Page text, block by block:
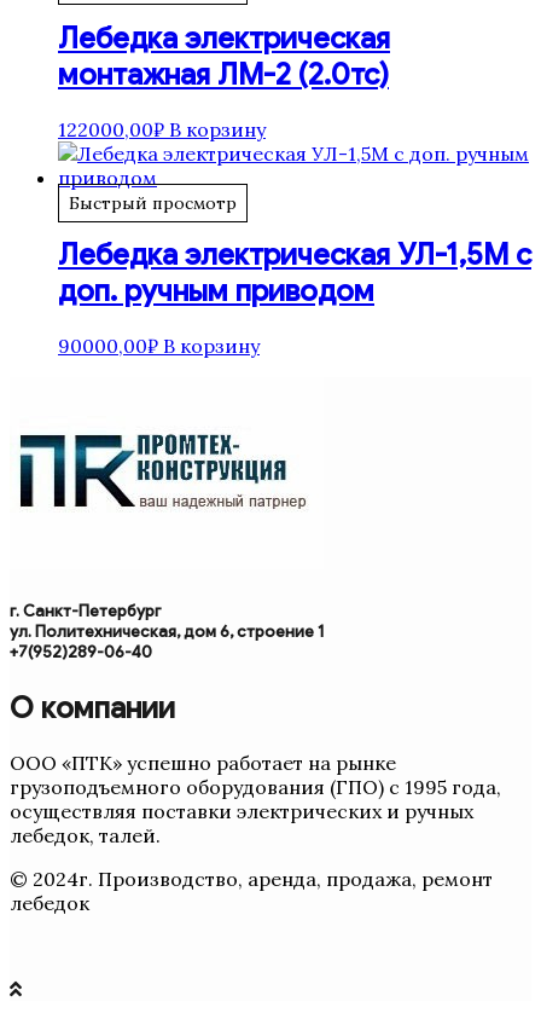
Лебедка электрическая
монтажная ЛМ-2 (2.0тс)
122000,00₽ В корзину
Быстрый просмотр
Лебедка электрическая УЛ-1,5М с
доп. ручным приводом
90000,00₽ В корзину
г. Санкт-Петербург
ул. Политехническая, дом 6, строение 1
+7(952)289-06-40
О компании
ООО «ПТК» успешно работает на рынке
грузоподъемного оборудования (ГПО) с 1995 года,
осуществляя поставки электрических и ручных
лебедок, талей.
© 2024г. Производство, аренда, продажа, ремонт
лебедок